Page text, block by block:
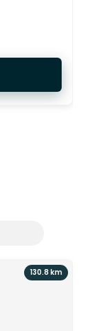
130.8 km